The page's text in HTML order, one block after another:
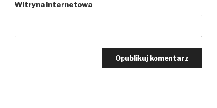
Witryna internetowa